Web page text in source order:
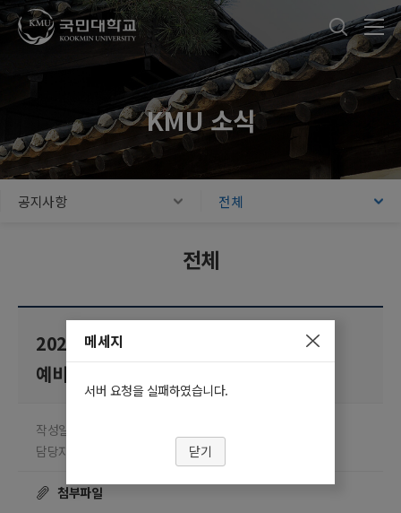
주메뉴 바로가기
본문내용 바로가기
푸터 바로가기
국민대학교
KMU 소식
공지사항 전체
전체
2026학년도 2학기 전임교원 신규충원
예비심사 합격자 발표
작성일 2026.04.10
담당자 천훈우
☎ 02-910-4843 조회수
첨부파일
메세지
서버 요청을 실패하였습니다.
닫기